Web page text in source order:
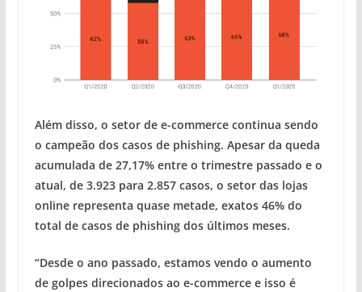
Além disso, o setor de e-commerce continua sendo
o campeão dos casos de phishing. Apesar da queda
acumulada de 27,17% entre o trimestre passado e o
atual, de 3.923 para 2.857 casos, o setor das lojas
online representa quase metade, exatos 46% do
total de casos de phishing dos últimos meses.
“Desde o ano passado, estamos vendo o aumento
de golpes direcionados ao e-commerce e isso é